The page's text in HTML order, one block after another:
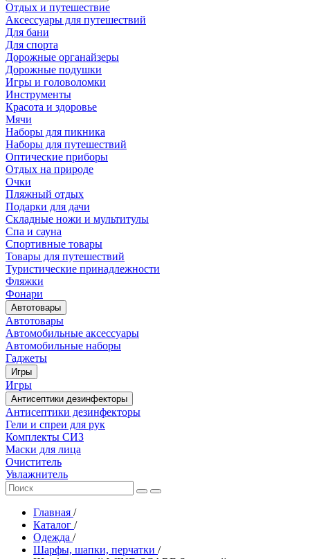
Отдых и путешествие
Аксессуары для путешествий
Для бани
Для спорта
Дорожные органайзеры
Дорожные подушки
Игры и головоломки
Инструменты
Красота и здоровье
Мячи
Наборы для пикника
Наборы для путешествий
Оптические приборы
Отдых на природе
Очки
Пляжный отдых
Подарки для дачи
Складные ножи и мультитулы
Спа и сауна
Спортивные товары
Товары для путешествий
Туристические принадлежности
Фляжки
Фонари
Автотовары
Автотовары
Автомобильные аксессуары
Автомобильные наборы
Гаджеты
Игры
Игры
Антисептики дезинфекторы
Антисептики дезинфекторы
Гели и спреи для рук
Комплекты СИЗ
Маски для лица
Очиститель
Увлажнитель
Главная /
Каталог /
Одежда /
Шарфы, шапки, перчатки /